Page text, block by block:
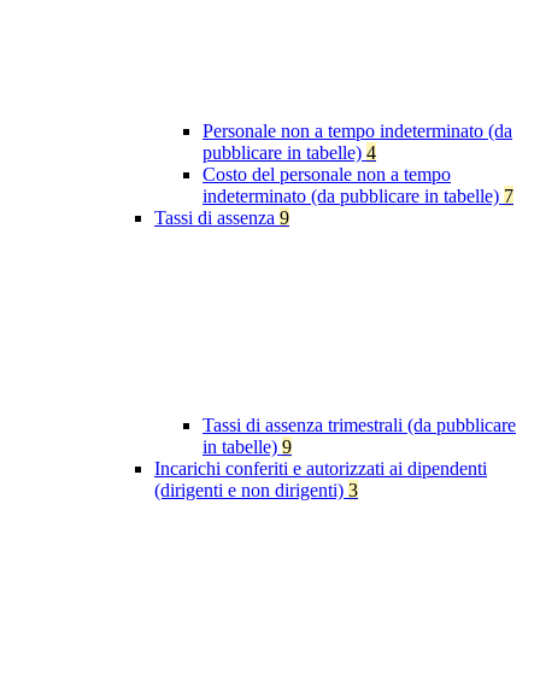
Personale non a tempo indeterminato (da
pubblicare in tabelle) 4
Costo del personale non a tempo
indeterminato (da pubblicare in tabelle) 7
Tassi di assenza 9
Tassi di assenza trimestrali (da pubblicare
in tabelle) 9
Incarichi conferiti e autorizzati ai dipendenti
(dirigenti e non dirigenti) 3